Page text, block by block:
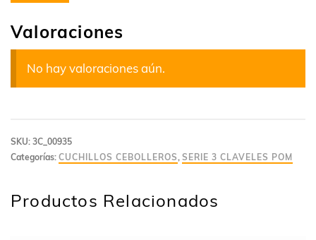
Valoraciones
No hay valoraciones aún.
SKU: 3C_00935
Categorías: CUCHILLOS CEBOLLEROS, SERIE 3 CLAVELES POM
Productos Relacionados